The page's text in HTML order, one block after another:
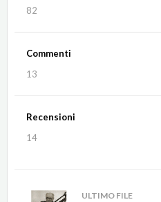
82
Commenti
13
Recensioni
14
ULTIMO FILE